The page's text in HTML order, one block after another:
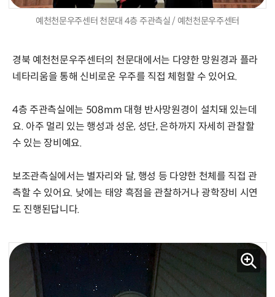
예천천문우주센터 천문대 4층 주관측실 / 예천천문우주센터
경북 예천천문우주센터의 천문대에서는 다양한 망원경과 플라
네타리움을 통해 신비로운 우주를 직접 체험할 수 있어요.
4층 주관측실에는 508mm 대형 반사망원경이 설치돼 있는데
요. 아주 멀리 있는 행성과 성운, 성단, 은하까지 자세히 관찰할
수 있는 장비예요.
보조관측실에서는 별자리와 달, 행성 등 다양한 천체를 직접 관
측할 수 있어요. 낮에는 태양 흑점을 관찰하거나 광학장비 시연
도 진행된답니다.